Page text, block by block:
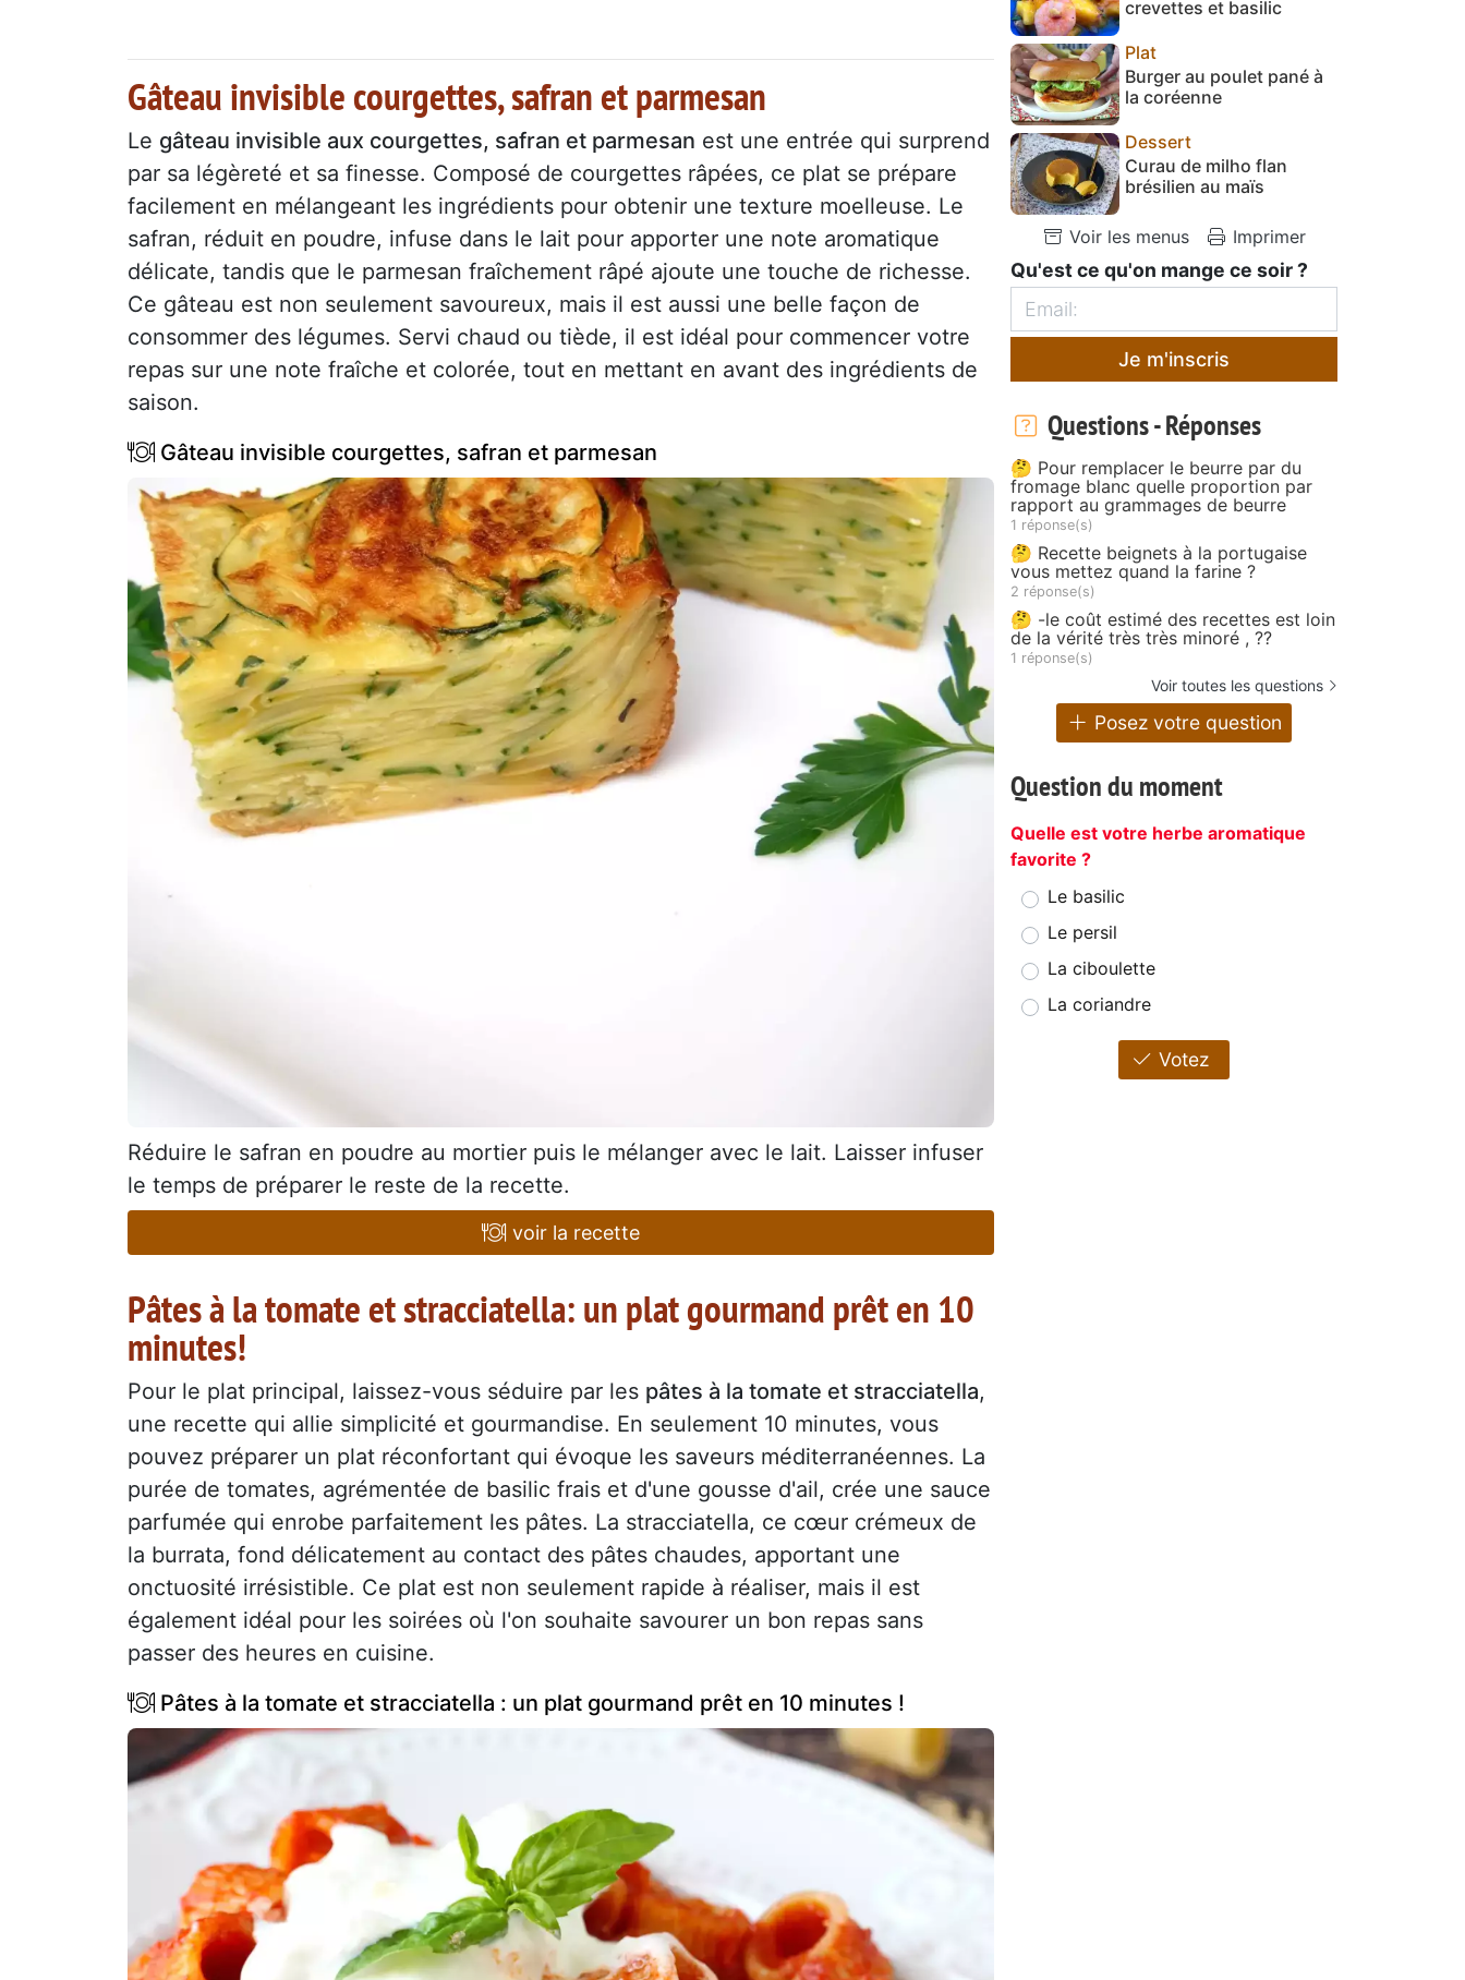
Gâteau invisible courgettes, safran et parmesan
Le gâteau invisible aux courgettes, safran et parmesan est une entrée qui surprend
par sa légèreté et sa finesse. Composé de courgettes râpées, ce plat se prépare
facilement en mélangeant les ingrédients pour obtenir une texture moelleuse. Le
safran, réduit en poudre, infuse dans le lait pour apporter une note aromatique
délicate, tandis que le parmesan fraîchement râpé ajoute une touche de richesse.
Ce gâteau est non seulement savoureux, mais il est aussi une belle façon de
consommer des légumes. Servi chaud ou tiède, il est idéal pour commencer votre
repas sur une note fraîche et colorée, tout en mettant en avant des ingrédients de
saison.
Gâteau invisible courgettes, safran et parmesan
Réduire le safran en poudre au mortier puis le mélanger avec le lait. Laisser infuser
le temps de préparer le reste de la recette.
voir la recette
Pâtes à la tomate et stracciatella: un plat gourmand prêt en 10
minutes!
Pour le plat principal, laissez-vous séduire par les pâtes à la tomate et stracciatella,
une recette qui allie simplicité et gourmandise. En seulement 10 minutes, vous
pouvez préparer un plat réconfortant qui évoque les saveurs méditerranéennes. La
purée de tomates, agrémentée de basilic frais et d'une gousse d'ail, crée une sauce
parfumée qui enrobe parfaitement les pâtes. La stracciatella, ce cœur crémeux de
la burrata, fond délicatement au contact des pâtes chaudes, apportant une
onctuosité irrésistible. Ce plat est non seulement rapide à réaliser, mais il est
également idéal pour les soirées où l'on souhaite savourer un bon repas sans
passer des heures en cuisine.
Pâtes à la tomate et stracciatella : un plat gourmand prêt en 10 minutes !
crevettes et basilic
Plat
Burger au poulet pané à
la coréenne
Dessert
Curau de milho flan
brésilien au maïs
Voir les menus Imprimer
Qu'est ce qu'on mange ce soir ?
Je m'inscris
Questions - Réponses
🤔 Pour remplacer le beurre par du
fromage blanc quelle proportion par
rapport au grammages de beurre
1 réponse(s)
🤔 Recette beignets à la portugaise
vous mettez quand la farine ?
2 réponse(s)
🤔 -le coût estimé des recettes est loin
de la vérité très très minoré , ??
1 réponse(s)
Voir toutes les questions
Posez votre question
Question du moment
Quelle est votre herbe aromatique
favorite ?
Le basilic
Le persil
La ciboulette
La coriandre
Votez